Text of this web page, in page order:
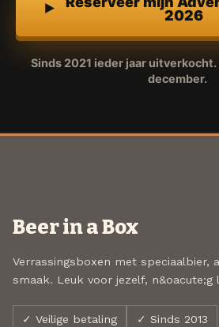
2026
Sinds 2021 ieder jaar
december.
Beer in a Box
Verrassingsboxen met speciaalbier,
smaak. Leuk voor jezelf, n&oacute;g
✓ Veilige betaling ✓ Sinds 2013